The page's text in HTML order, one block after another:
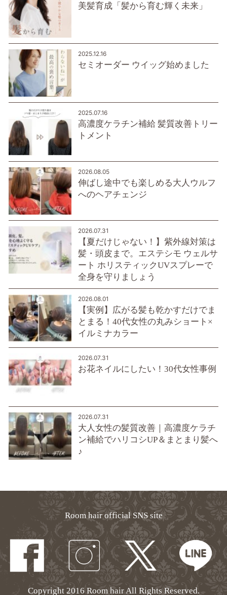
美髪育成「髪から育む輝く未来」
2025.12.16
セミオーダー ウイッグ始めました
2025.07.16
高濃度ケラチン補給 髪質改善トリー
トメント
2026.08.05
伸ばし途中でも楽しめる大人ウルフ
へのヘアチェンジ
2026.07.31
【夏だけじゃない！】紫外線対策は
髪・頭皮まで。エステシモ ウェルサ
ート ホリスティックUVスプレーで
全身を守りましょう
2026.08.01
【実例】広がる髪も乾かすだけでま
とまる！40代女性の丸みショート×
イルミナカラー
2026.07.31
お花ネイルにしたい！30代女性事例
2026.07.31
大人女性の髪質改善｜高濃度ケラチ
ン補給でハリコシUP＆まとまり髪へ
♪
Room hair official SNS site
Copyright 2016 Room hair All Rights Reserved.